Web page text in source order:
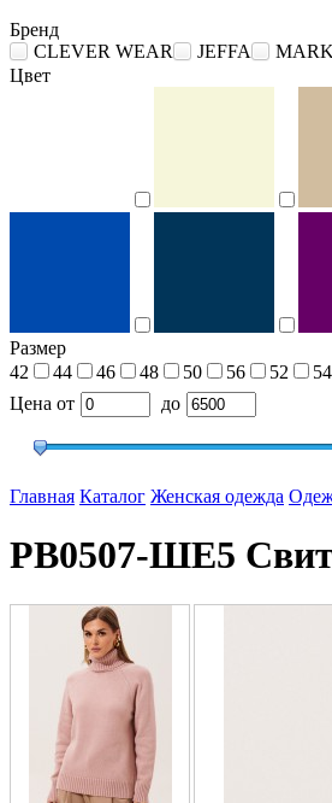
Бренд
CLEVER WEAR
JEFFA
Цвет
Размер
42
44 46 48 50 56 52 54
Цена от до
Главная Каталог Женская одежда
РВ0507-ШЕ5